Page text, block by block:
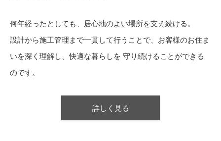
何年経ったとしても、居心地のよい場所を支え続ける。
設計から施工管理まで一貫して行うことで、お客様のお住ま
いを深く理解し、快適な暮らしを 守り続けることができる
のです。
詳しく見る